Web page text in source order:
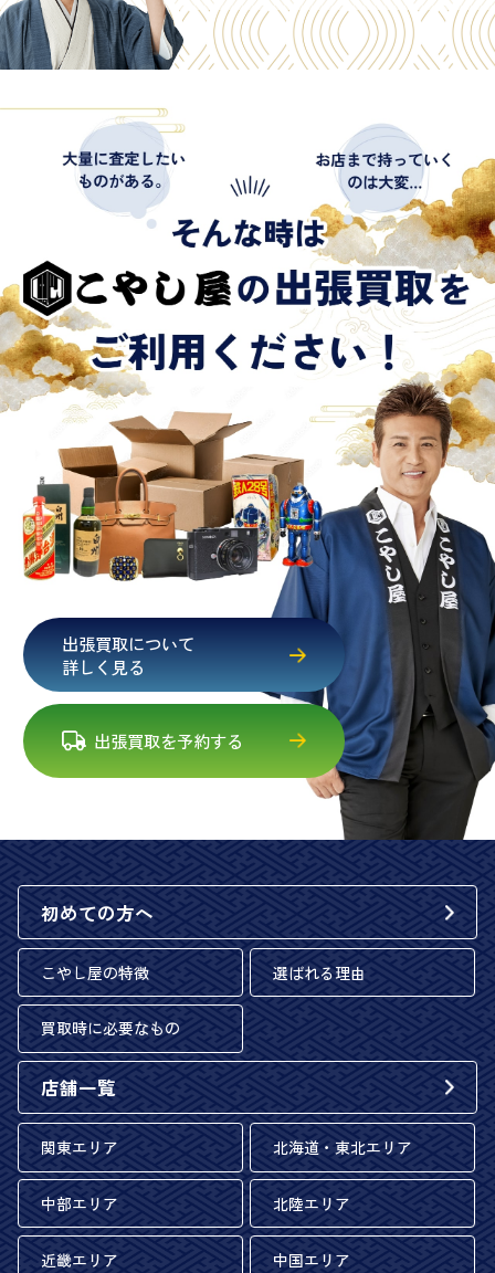
出張買取について
詳しく見る
出張買取を予約する
初めての方へ
こやし屋の特徴 選ばれる理由
買取時に必要なもの
店舗一覧
関東エリア 北海道・東北エリア
中部エリア 北陸エリア
近畿エリア 中国エリア